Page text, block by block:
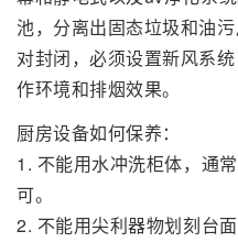
池，分离出固态垃圾和油
对封闭，必须设置新风系
作环境和排烟效果。
厨房设备如何保养：
1. 不能用水冲洗柜体，通
可。
2. 不能用尖利器物划刻台面